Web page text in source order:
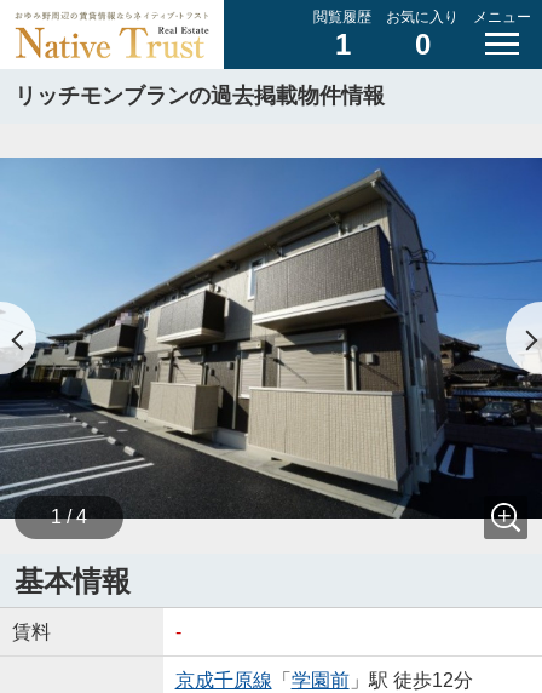
閲覧履歴
1
お気に入り
0
メニュー
リッチモンブランの過去掲載物件情報
1 / 4
基本情報
賃料 -
京成千原線 「 学園前」駅 徒歩12分